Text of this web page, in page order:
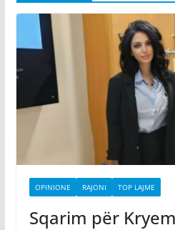
OPINIONE RAJONI TOP LAJME
Sqarim për